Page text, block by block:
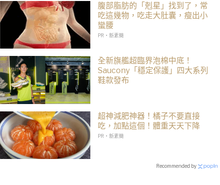
腹部脂肪的「剋星」找到了，常
吃這幾物，吃走大肚囊，瘦出小
蠻腰
PR・新素簡
全新旗艦超臨界泡棉中底！
Saucony「穩定保護」四大系列
鞋款發布
超神減肥神器！橘子不要直接
吃，加點這個！體重天天下降
PR・新素簡
Recommended by